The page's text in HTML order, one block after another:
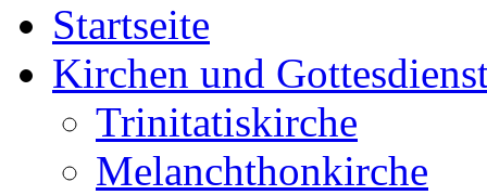
Startseite
Kirchen und
Trinitatiskirche
Melanchthonkirche